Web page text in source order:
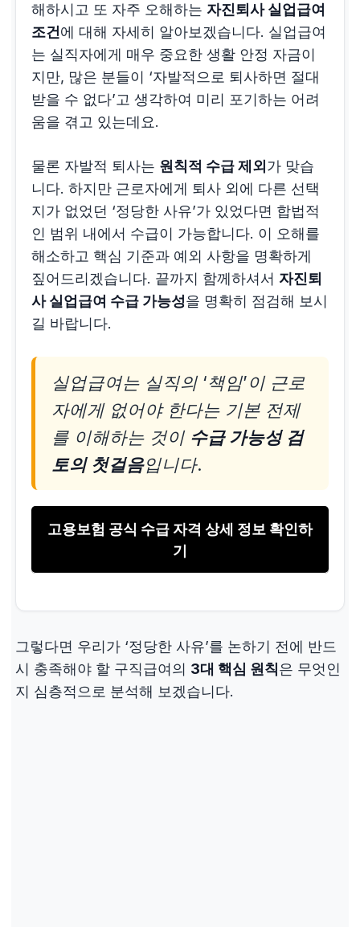
해하시고 또 자주 오해하는 자진퇴사 실업급여
조건에 대해 자세히 알아보겠습니다. 실업급여
는 실직자에게 매우 중요한 생활 안정 자금이
지만, 많은 분들이 ‘자발적으로 퇴사하면 절대
받을 수 없다’고 생각하여 미리 포기하는 어려
움을 겪고 있는데요.
물론 자발적 퇴사는 원칙적 수급 제외 가 맞습
니다. 하지만 근로자에게 퇴사 외에 다른 선택
지가 없었던 ‘정당한 사유’가 있었다면 합법적
인 범위 내에서 수급이 가능합니다. 이 오해를
해소하고 핵심 기준과 예외 사항을 명확하게
짚어드리겠습니다. 끝까지 함께하셔서 자진퇴
사 실업급여 수급 가능성을 명확히 점검해 보시
길 바랍니다.
실업급여는 실직의 ‘책임’이 근로
자에게 없어야 한다는 기본 전제
를 이해하는 것이 수급 가능성 검
토의 첫걸음입니다.
고용보험 공식 수급 자격 상세 정보 확인하
기
그렇다면 우리가 ‘정당한 사유’를 논하기 전에 반드
시 충족해야 할 구직급여의 3대 핵심 원칙은 무엇인
지 심층적으로 분석해 보겠습니다.